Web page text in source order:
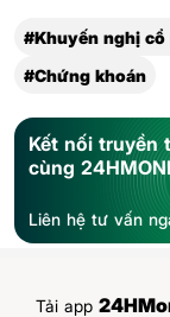
#Khuyến nghị cổ
#Chứng khoán
Kết nối truyền
cùng
Liên hệ tư vấn
Tải app